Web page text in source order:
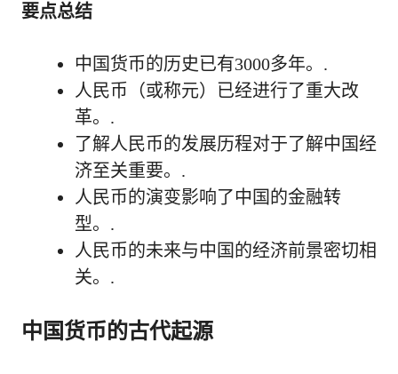
要点总结
中国货币的历史已有3000多年。.
人民币（或称元）已经进行了重大改
革。.
了解人民币的发展历程对于了解中国经
济至关重要。.
人民币的演变影响了中国的金融转
型。.
人民币的未来与中国的经济前景密切相
关。.
中国货币的古代起源